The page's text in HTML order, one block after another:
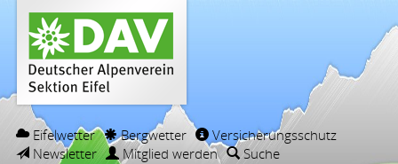
Eifelwetter Bergwetter
Versicherungsschutz
Newsletter
Mitglied werden
Suche